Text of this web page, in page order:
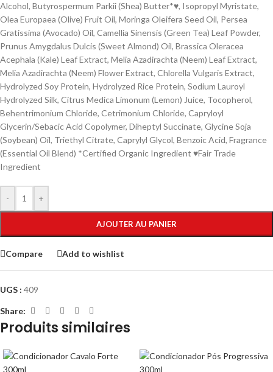
Alcohol, Butyrospermum Parkii (Shea) Butter*♥, Isopropyl Myristate,
Olea Europaea (Olive) Fruit Oil, Moringa Oleifera Seed Oil, Persea
Gratissima (Avocado) Oil, Camellia Sinensis (Green Tea) Leaf Powder,
Prunus Amygdalus Dulcis (Sweet Almond) Oil, Brassica Oleracea
Acephala (Kale) Leaf Extract, Melia Azadirachta (Neem) Leaf Extract,
Melia Azadirachta (Neem) Flower Extract, Chlorella Vulgaris Extract,
Hydrolyzed Soy Protein, Hydrolyzed Rice Protein, Sodium Lauroyl
Hydrolyzed Silk, Citrus Medica Limonum (Lemon) Juice, Tocopherol,
Behentrimonium Chloride, Cetrimonium Chloride, Capryloyl
Glycerin/Sebacic Acid Copolymer, Diheptyl Succinate, Glycine Soja
(Soybean) Oil, Triethyl Citrate, Caprylyl Glycol, Benzoic Acid, Fragrance
(Essential Oil Blend) *Certified Organic Ingredient ♥Fair Trade
Ingredient
- +
AJOUTER AU PANIER
Compare Add to wishlist
UGS : 409
Share:
Produits similaires